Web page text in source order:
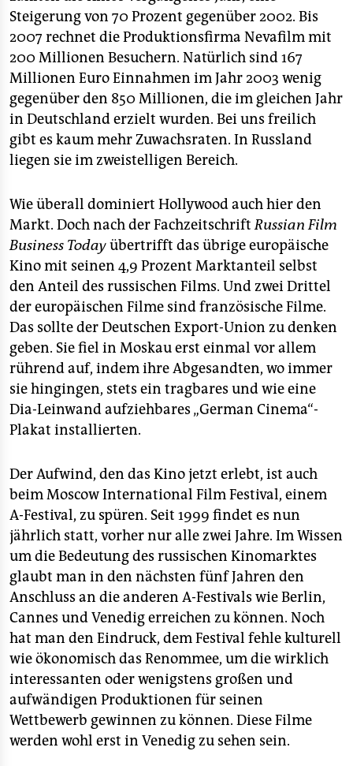
Steigerung von 70 Prozent gegenüber 2002. Bis
2007 rechnet die Produktionsfirma Nevafilm mit
200 Millionen Besuchern. Natürlich sind 167
Millionen Euro Einnahmen im Jahr 2003 wenig
gegenüber den 850 Millionen, die im gleichen Jahr
in Deutschland erzielt wurden. Bei uns freilich
gibt es kaum mehr Zuwachsraten. In Russland
liegen sie im zweistelligen Bereich.
Wie überall dominiert Hollywood auch hier den
Markt. Doch nach der FachzeitschriftRussian Film
Business Todayübertrifft das übrige europäische
Kino mit seinen 4,9 Prozent Marktanteil selbst
den Anteil des russischen Films. Und zwei Drittel
der europäischen Filme sind französische Filme.
Das sollte der Deutschen Export-Union zu denken
geben. Sie fiel in Moskau erst einmal vor allem
rührend auf, indem ihre Abgesandten, wo immer
sie hingingen, stets ein tragbares und wie eine
Dia-Leinwand aufziehbares „German Cinema“-
Plakat installierten.
Der Aufwind, den das Kino jetzt erlebt, ist auch
beim Moscow International Film Festival, einem
A-Festival, zu spüren. Seit 1999 findet es nun
jährlich statt, vorher nur alle zwei Jahre. Im Wissen
um die Bedeutung des russischen Kinomarktes
glaubt man in den nächsten fünf Jahren den
Anschluss an die anderen A-Festivals wie Berlin,
Cannes und Venedig erreichen zu können. Noch
hat man den Eindruck, dem Festival fehle kulturell
wie ökonomisch das Renommee, um die wirklich
interessanten oder wenigstens großen und
aufwändigen Produktionen für seinen
Wettbewerb gewinnen zu können. Diese Filme
werden wohl erst in Venedig zu sehen sein.